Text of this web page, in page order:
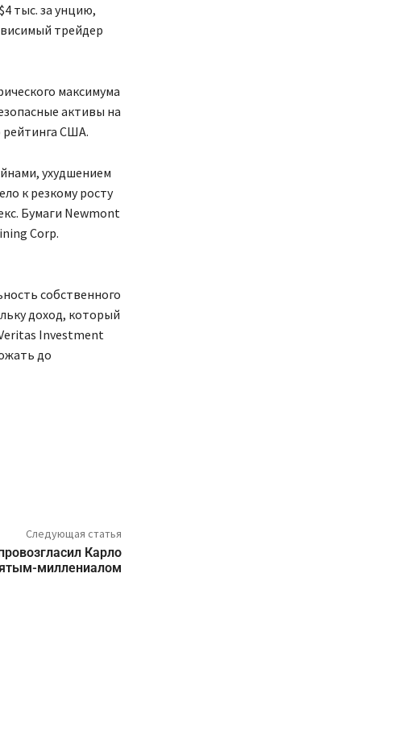
тыс. за унцию,
трейдер
максимума
активы на
рейтинга США.
ухудшением
к резкому росту
Бумаги Newmont
Corp.
собственного
доход, который
Investment
до
Следующая статья
Карло
миллениалом